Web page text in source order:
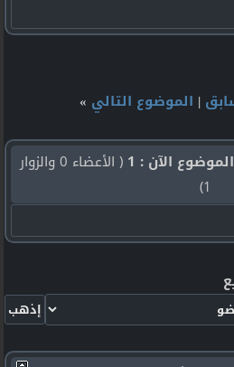
| الموضوع التالي »
الآن : 1
( الأعضاء 0 والزوار
1)